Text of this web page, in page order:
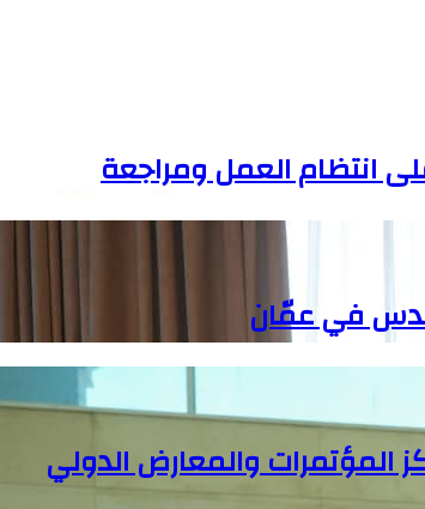
انتظام العمل ومراجعة
في عمّان
المؤتمرات والمعارض الدولي